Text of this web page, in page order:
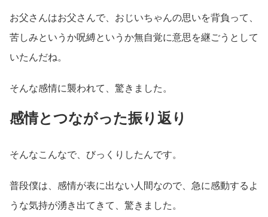
お父さんはお父さんで、おじいちゃんの思いを背負って、
苦しみというか呪縛というか無自覚に意思を継ごうとして
いたんだね。
そんな感情に襲われて、驚きました。
感情とつながった振り返り
そんなこんなで、びっくりしたんです。
普段僕は、感情が表に出ない人間なので、急に感動するよ
うな気持が湧き出てきて、驚きました。